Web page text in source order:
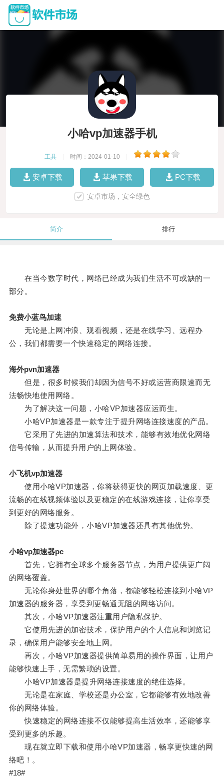
小哈vp加速器手机
工具 时间：2024-01-10
安卓下载 苹果下载 PC下载
安卓市场，安全绿色
简介 排行
在当今数字时代，网络已经成为我们生活不可或缺的一
部分。
免费小蓝鸟加速
无论是上网冲浪、观看视频，还是在线学习、远程办
公，我们都需要一个快速稳定的网络连接。
海外pvn加速器
但是，很多时候我们却因为信号不好或运营商限速而无
法畅快地使用网络。
为了解决这一问题，小哈VP加速器应运而生。
小哈VP加速器是一款专注于提升网络连接速度的产品。
它采用了先进的加速算法和技术，能够有效地优化网络
信号传输，从而提升用户的上网体验。
小飞机vp加速器
使用小哈VP加速器，你将获得更快的网页加载速度、更
流畅的在线视频体验以及更稳定的在线游戏连接，让你享受
到更好的网络服务。
除了提速功能外，小哈VP加速器还具有其他优势。
小哈vp加速器pc
首先，它拥有全球多个服务器节点，为用户提供更广阔
的网络覆盖。
无论你身处世界的哪个角落，都能够轻松连接到小哈VP
加速器的服务器，享受到更畅通无阻的网络访问。
其次，小哈VP加速器注重用户隐私保护。
它使用先进的加密技术，保护用户的个人信息和浏览记
录，确保用户能够安全地上网。
再次，小哈VP加速器提供简单易用的操作界面，让用户
能够快速上手，无需繁琐的设置。
小哈VP加速器是提升网络连接速度的绝佳选择。
无论是在家庭、学校还是办公室，它都能够有效地改善
你的网络体验。
快速稳定的网络连接不仅能够提高生活效率，还能够享
受到更多的乐趣。
现在就立即下载和使用小哈VP加速器，畅享更快速的网
络吧！。
#18#